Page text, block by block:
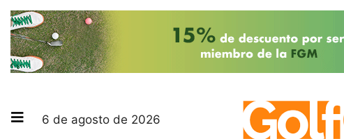
6 de agosto de 2026